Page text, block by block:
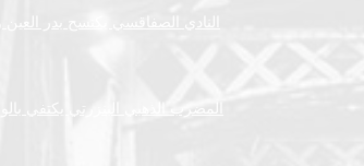
النادي الصفاقسي يكتسح بدر العين
المضرب الذهبي البنزرتي يكتفي